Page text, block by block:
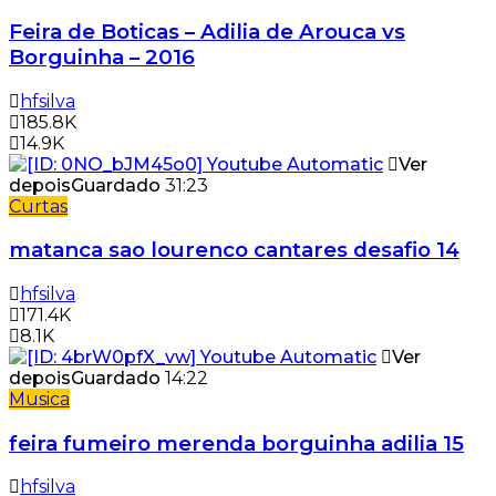
Feira de Boticas – Adilia de Arouca vs
Borguinha – 2016
hfsilva
185.8K
14.9K
Ver
depoisGuardado 31:23
Curtas
matanca sao lourenco cantares desafio 14
hfsilva
171.4K
8.1K
Ver
depoisGuardado 14:22
Musica
feira fumeiro merenda borguinha adilia 15
hfsilva